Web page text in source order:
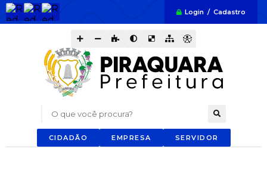
Login / Cadastro
O que você procura?
CIDADÃO EMPRESA SERVIDOR